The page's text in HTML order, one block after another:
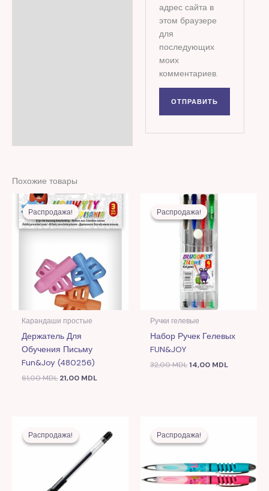
адрес сайта в
этом браузере
для
последующих
моих
комментариев.
Похожие товары
Распродажа!
Распродажа!
Карандаши простые
Держатель Для
Обучения Письму
Fun&Joy (480256)
61,00MDL
Первоначальная
цена
составляла
61,00 MDL.
21,00 MDL
Текущая
цена:
21,00 MDL.
Распродажа!
Распродажа!
Ручки гелевые
Набор Ручек Гелевых
FUN&JOY
32,00MDL
Первоначальная
цена
составляла
32,00 MDL.
14,00 MDL
Распродажа!
Распродажа!
цена
составляла
10,00 MDL.
цена:
4,00 MDL.
Распродажа!
Распродажа!
цена
составляла